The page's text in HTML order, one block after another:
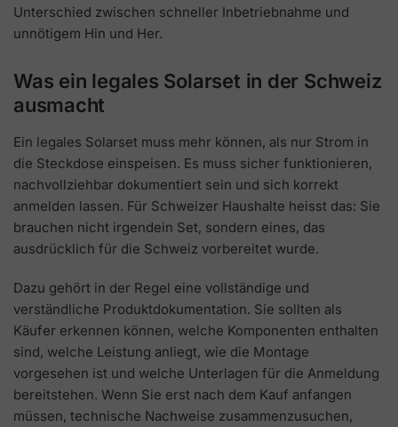
Unterschied zwischen schneller Inbetriebnahme und
unnötigem Hin und Her.
Was ein legales Solarset in der Schweiz
ausmacht
Ein legales Solarset muss mehr können, als nur Strom in
die Steckdose einspeisen. Es muss sicher funktionieren,
nachvollziehbar dokumentiert sein und sich korrekt
anmelden lassen. Für Schweizer Haushalte heisst das: Sie
brauchen nicht irgendein Set, sondern eines, das
ausdrücklich für die Schweiz vorbereitet wurde.
Dazu gehört in der Regel eine vollständige und
verständliche Produktdokumentation. Sie sollten als
Käufer erkennen können, welche Komponenten enthalten
sind, welche Leistung anliegt, wie die Montage
vorgesehen ist und welche Unterlagen für die Anmeldung
bereitstehen. Wenn Sie erst nach dem Kauf anfangen
müssen, technische Nachweise zusammenzusuchen,